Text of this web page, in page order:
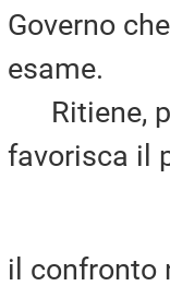
Governo
esame.
Ritiene,
favorisca il
il confronto